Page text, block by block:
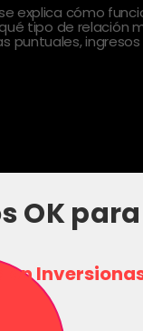
explica cómo
tipo de relación
puntuales,
OK
en